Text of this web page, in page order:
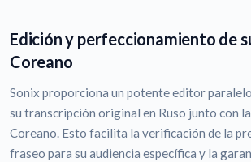
Edición y perfeccionamiento de
Coreano
Sonix proporciona un potente editor
su transcripción original en Ruso junto con
Coreano. Esto facilita la verificación de la
fraseo para su audiencia específica y la